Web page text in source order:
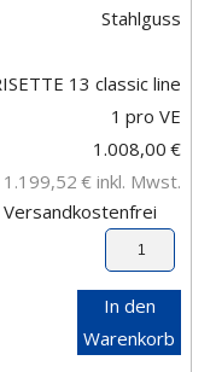
Stahlguss
13 classic line
1 pro VE
1.008,00 €
1.199,52 € inkl. Mwst.
Versandkostenfrei
In den
Warenkorb